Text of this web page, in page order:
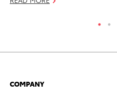
COMPANY